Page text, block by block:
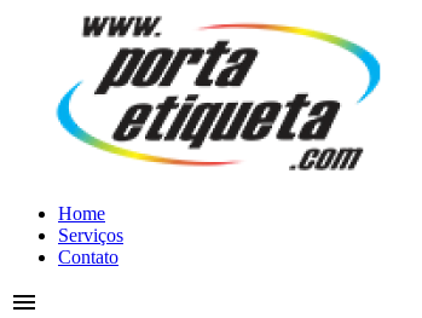
Home
Serviços
Contato
menu